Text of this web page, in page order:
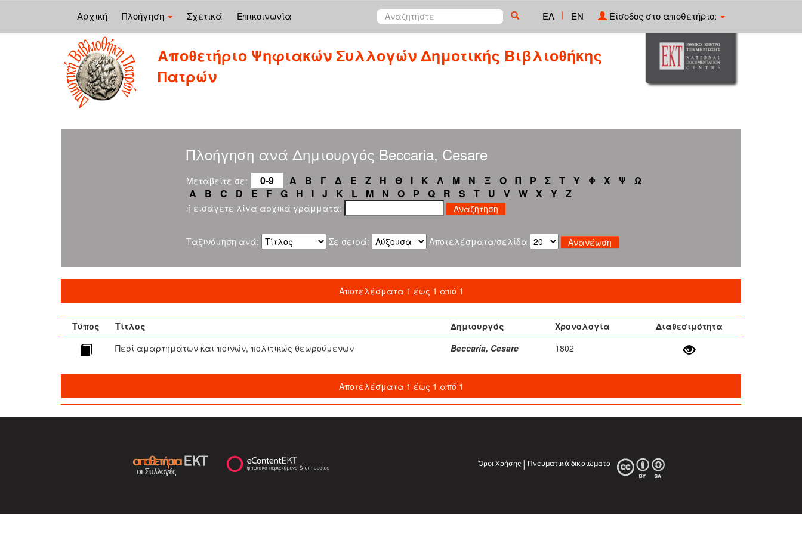
Αρχική Πλοήγηση Σχετικά Επικοινωνία ΕΛ | EN Είσοδος στο αποθετήριο:
Αποθετήριο Ψηφιακών Συλλογών Δημοτικής Βιβλιοθήκης
Πατρών
Πλοήγηση ανά Δημιουργός Beccaria, Cesare
Μεταβείτε σε: 0-9 Α Β Γ Δ Ε Ζ Η Θ Ι Κ Λ Μ Ν Ξ Ο Π Ρ Σ Τ Υ Φ Χ Ψ
Ω
A
B C D E F G H I J K L M N O P Q R S T U V W X Y Z
ή εισάγετε λίγα αρχικά γράμματα:
Ταξινόμηση ανά: Σε σειρά: Αποτελέσματα/σελίδα
Αποτελέσματα 1 έως 1 από 1
Τύπος Τίτλος Δημιουργός Χρονολογία
Διαθεσιμότητα
Περί αμαρτημάτων και ποινών, πολιτικώς θεωρούμενων
Beccaria, Cesare 1802
Αποτελέσματα 1 έως 1 από 1